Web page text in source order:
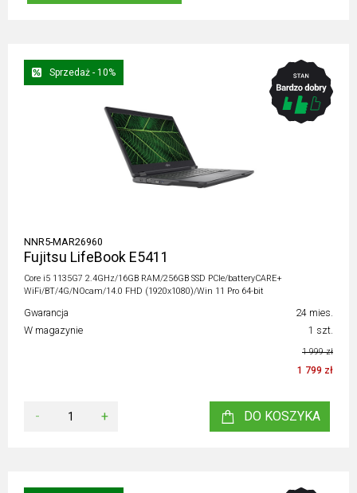
Sprzedaż - 10%
NNR5-MAR26960
Fujitsu LifeBook E5411
Core i5 1135G7 2.4GHz/16GB RAM/256GB SSD PCIe/batteryCARE+
WiFi/BT/4G/NOcam/14.0 FHD (1920x1080)/Win 11 Pro 64-bit
Gwarancja
24 mies.
W magazynie
1 szt.
1 999 zł
1 799 zł
- + DO KOSZYKA